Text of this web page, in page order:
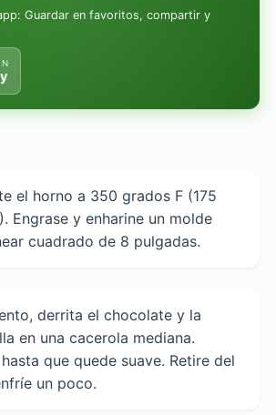
Guardar en favoritos, compartir y
el horno a 350 grados F (175
Engrase y enharine un molde
cuadrado de 8 pulgadas.
derrita el chocolate y la
en una cacerola mediana.
que quede suave. Retire del
un poco.